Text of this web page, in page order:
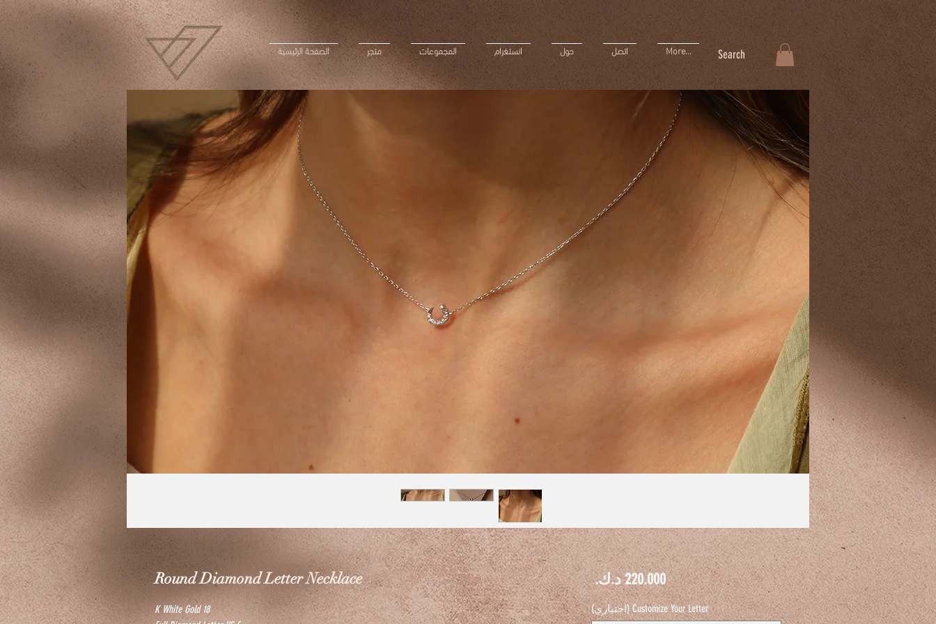
الصفحة الرئيسية متجر المجموعات انستغرام حول اتصل More... Search
Round Diamond Letter Necklace
18 K White Gold
‏220.000 د.ك.‏ السعر
Customize Your Letter (اختياري)